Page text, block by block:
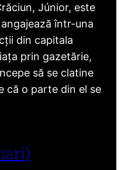
Júnior, este
într-una
din capitala
prin gazetărie,
să se clatine
că o parte din el se